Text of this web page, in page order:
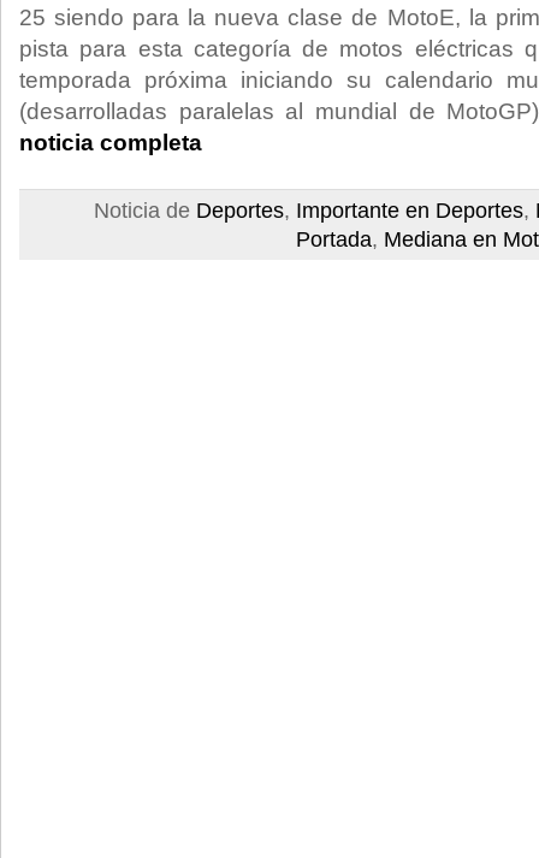
25 siendo para la nueva clase de MotoE, la
pista para esta categoría de motos eléctricas
temporada próxima iniciando su calendario
(desarrolladas paralelas al mundial de
noticia completa
Noticia de Deportes, Importante en Deportes,
Portada, Mediana en